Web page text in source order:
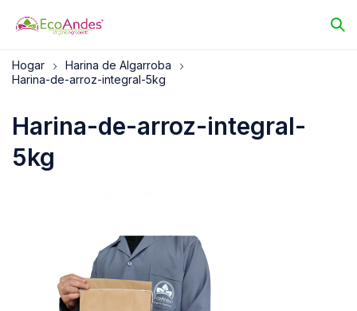
Hogar
Harina de Algarroba
Harina-de-arroz-integral-5kg
Harina-de-arroz-integral-
5kg